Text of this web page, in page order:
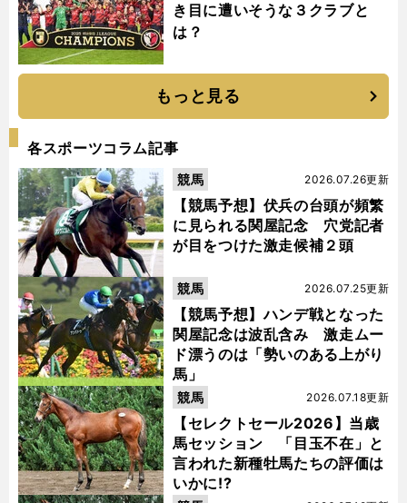
き目に遭いそうな３クラブと
は？
もっと見る
各スポーツコラム記事
【競馬予想】伏兵の台頭が頻繁
に見られる関屋記念 穴党記者
が目をつけた激走候補２頭
2026.07.26更新
競馬
【競馬予想】ハンデ戦となった
関屋記念は波乱含み 激走ムー
ド漂うのは「勢いのある上がり
馬」
2026.07.25更新
競馬
【セレクトセール2026】当歳
馬セッション 「目玉不在」と
言われた新種牡馬たちの評価は
いかに!?
2026.07.18更新
競馬